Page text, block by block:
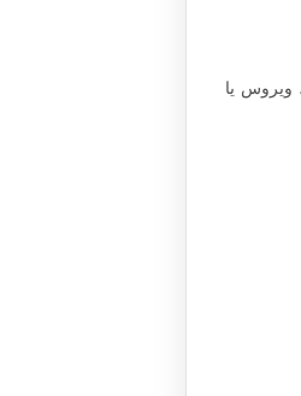
ویروس یا